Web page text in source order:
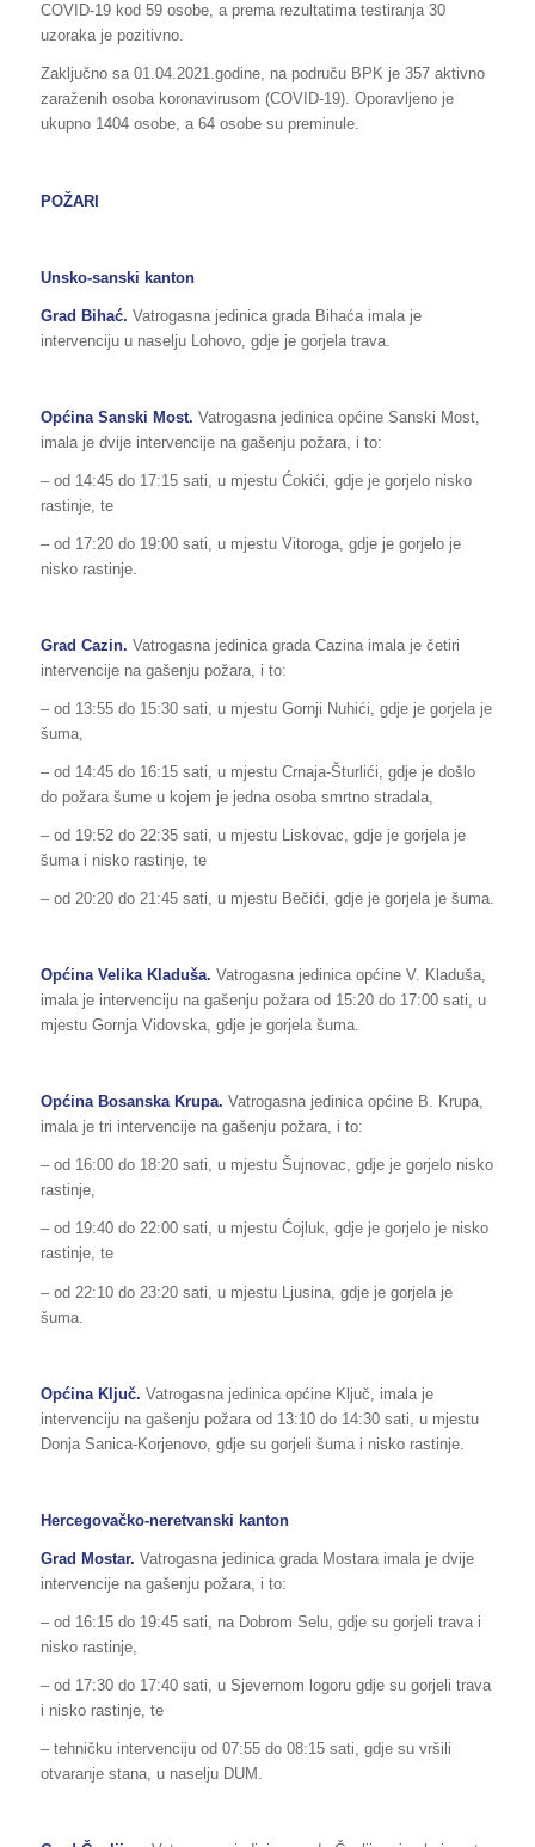
COVID-19 kod 59 osobe, a prema rezultatima testiranja 30
uzoraka je pozitivno.
Zaključno sa 01.04.2021.godine, na područu BPK je 357 aktivno
zaraženih osoba koronavirusom (COVID-19). Oporavljeno je
ukupno 1404 osobe, a 64 osobe su preminule.
POŽARI
Unsko-sanski kanton
Grad Bihać. Vatrogasna jedinica grada Bihaća imala je
intervenciju u naselju Lohovo, gdje je gorjela trava.
Općina Sanski Most. Vatrogasna jedinica općine Sanski Most,
imala je dvije intervencije na gašenju požara, i to:
– od 14:45 do 17:15 sati, u mjestu Ćokići, gdje je gorjelo nisko
rastinje, te
– od 17:20 do 19:00 sati, u mjestu Vitoroga, gdje je gorjelo je
nisko rastinje.
Grad Cazin. Vatrogasna jedinica grada Cazina imala je četiri
intervencije na gašenju požara, i to:
– od 13:55 do 15:30 sati, u mjestu Gornji Nuhići, gdje je gorjela je
šuma,
– od 14:45 do 16:15 sati, u mjestu Crnaja-Šturlići, gdje je došlo
do požara šume u kojem je jedna osoba smrtno stradala,
– od 19:52 do 22:35 sati, u mjestu Liskovac, gdje je gorjela je
šuma i nisko rastinje, te
– od 20:20 do 21:45 sati, u mjestu Bečići, gdje je gorjela je šuma.
Općina Velika Kladuša. Vatrogasna jedinica općine V. Kladuša,
imala je intervenciju na gašenju požara od 15:20 do 17:00 sati, u
mjestu Gornja Vidovska, gdje je gorjela šuma.
Općina Bosanska Krupa. Vatrogasna jedinica općine B. Krupa,
imala je tri intervencije na gašenju požara, i to:
– od 16:00 do 18:20 sati, u mjestu Šujnovac, gdje je gorjelo nisko
rastinje,
– od 19:40 do 22:00 sati, u mjestu Ćojluk, gdje je gorjelo je nisko
rastinje, te
– od 22:10 do 23:20 sati, u mjestu Ljusina, gdje je gorjela je
šuma.
Općina Ključ. Vatrogasna jedinica općine Ključ, imala je
intervenciju na gašenju požara od 13:10 do 14:30 sati, u mjestu
Donja Sanica-Korjenovo, gdje su gorjeli šuma i nisko rastinje.
Hercegovačko-neretvanski kanton
Grad Mostar. Vatrogasna jedinica grada Mostara imala je dvije
intervencije na gašenju požara, i to:
– od 16:15 do 19:45 sati, na Dobrom Selu, gdje su gorjeli trava i
nisko rastinje,
– od 17:30 do 17:40 sati, u Sjevernom logoru gdje su gorjeli trava
i nisko rastinje, te
– tehničku intervenciju od 07:55 do 08:15 sati, gdje su vršili
otvaranje stana, u naselju DUM.